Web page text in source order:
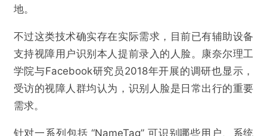
地。
不过这类技术确实存在实际需求，目前已有辅助设备
支持视障用户识别本人提前录入的人脸。康奈尔理工
学院与Facebook研究员2018年开展的调研也显示，
受访的视障人群均认为，识别人脸是日常出行的重要
需求。
针对一系列包括 “NameTag” 可识别哪些用户、系统